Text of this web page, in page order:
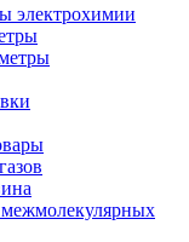
электрохимии